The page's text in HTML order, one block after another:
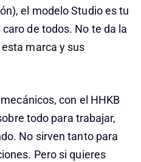
el modelo Studio es tu
de todos. No te da la
marca y sus
con el HHKB
todo para trabajar,
No sirven tanto para
Pero si quieres